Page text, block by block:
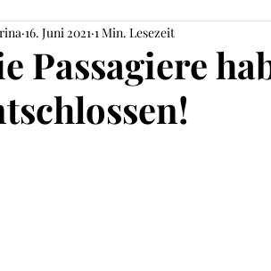
Passagiere
16. Juni 2021 1 Min. Lesezeit